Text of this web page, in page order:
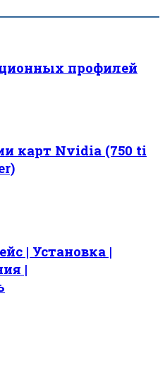
профилей
карт Nvidia (750 ti
| Установка |
|